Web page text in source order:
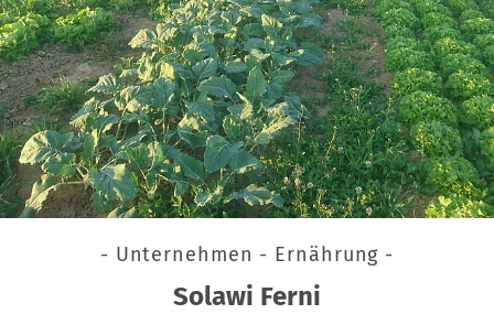
- Unternehmen - Ernährung -
Solawi Ferni